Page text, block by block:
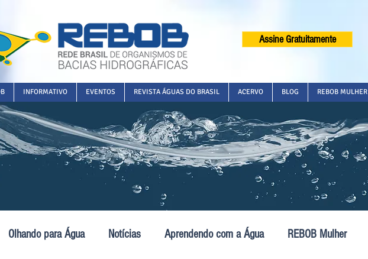
Assine Gratuitamente
INFORMATIVO EVENTOS REVISTA ÁGUAS DO BRASIL ACERVO BLOG REBOB MULHER
Olhando para Água Notícias Aprendendo com a Água REBOB Mulher